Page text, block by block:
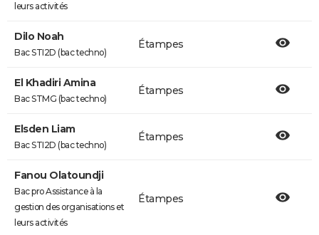
leurs activités
Dilo Noah
Bac STI2D (bac techno)
Étampes
El Khadiri Amina
Bac STMG (bac techno)
Étampes
Elsden Liam
Bac STI2D (bac techno)
Étampes
Fanou Olatoundji
Bac pro Assistance à la
gestion des organisations et
leurs activités
Étampes